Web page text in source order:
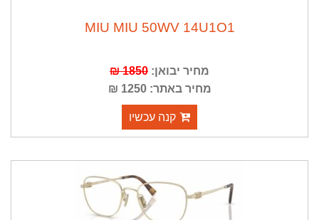
MIU MIU 50WV 14U1O1
מחיר יבואן: 1850 ₪
מחיר באתר: 1250 ₪
קנה עכשיו